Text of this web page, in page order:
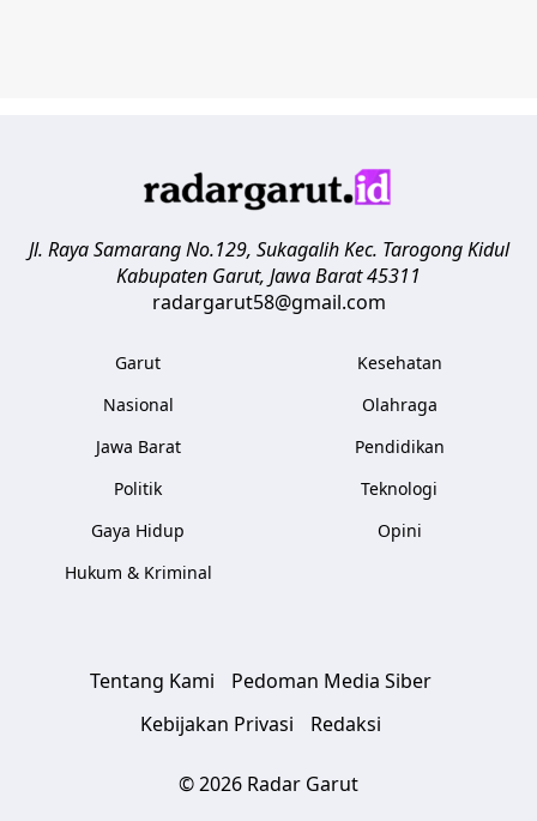
Jl. Raya Samarang No.129, Sukagalih Kec. Tarogong Kidul
Kabupaten Garut, Jawa Barat45311
radargarut58@gmail.com
Garut
Nasional
Jawa Barat
Politik
Gaya Hidup
Hukum & Kriminal
Kesehatan
Olahraga
Pendidikan
Teknologi
Opini
Tentang Kami
Pedoman Media Siber
Kebijakan Privasi
Redaksi
© 2026 Radar Garut